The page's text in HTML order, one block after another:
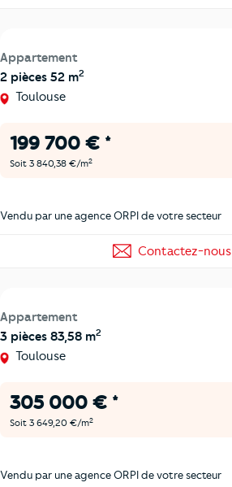
Appartement
2 pièces 52 m2
Toulouse
199 700 € *
Soit 3 840,38 €/m2
Vendu par une agence ORPI de votre secteur
Contactez-nous
Appartement
3 pièces 83,58 m2
Toulouse
305 000 € *
Soit 3 649,20 €/m2
Vendu par une agence ORPI de votre secteur